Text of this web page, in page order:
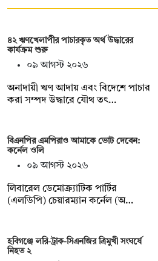
৪২ ঋণখেলাপীর পাচারকৃত অর্থ উদ্ধারের
কার্যক্রম শুরু
০৯ আগস্ট ২০২৬
অনাদায়ী ঋণ আদায় এবং বিদেশে পাচার
করা সম্পদ উদ্ধারে যৌথ তৎ…
বিএনপির এমপিরাও আমাকে ভোট দেবেন:
কর্নেল ওলি
০৯ আগস্ট ২০২৬
লিবারেল ডেমোক্র্যাটিক পার্টির
(এলডিপি) চেয়ারম্যান কর্নেল (অ…
হবিগঞ্জে লরি-ট্রাক-সিএনজির ত্রিমুখী সংঘর্ষে
নিহত ২